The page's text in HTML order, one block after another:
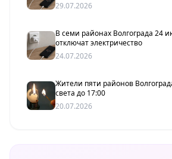
29.07.2026
В семи районах Волгограда 24
отключат электричество
24.07.2026
Жители пяти районов
света до 17:00
20.07.2026